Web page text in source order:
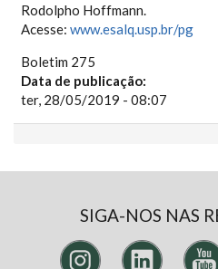
Rodolpho Hoffmann.
Acesse: www.esalq.usp.br/pg
Boletim 275
Data de publicação:
ter, 28/05/2019 - 08:07
SIGA-NOS NAS